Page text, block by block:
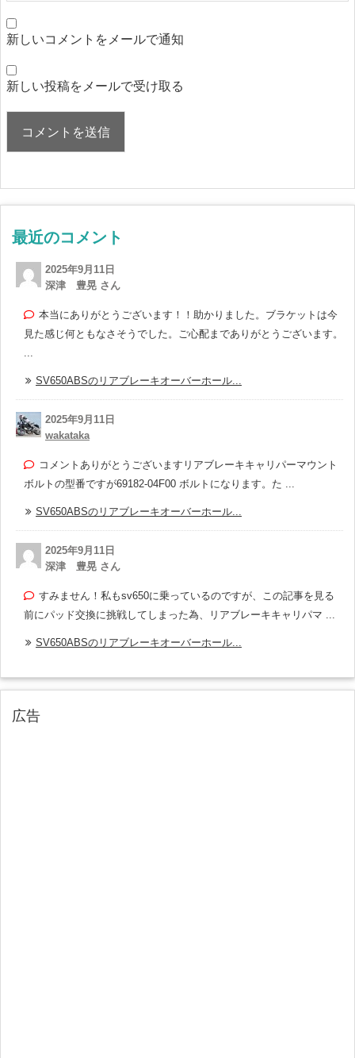
新しいコメントをメールで通知
新しい投稿をメールで受け取る
最近のコメント
2025年9月11日
深津 豊晃 さん
本当にありがとうございます！！助かりました。ブラケットは今
見た感じ何ともなさそうでした。ご心配までありがとうございます。
SV650ABSのリアブレーキオーバーホール...
2025年9月11日
wakataka
コメントありがとうございますリアブレーキキャリパーマウント
ボルトの型番ですが69182-04F00 ボルトになります。た ...
SV650ABSのリアブレーキオーバーホール...
2025年9月11日
深津 豊晃 さん
すみません！私もsv650に乗っているのですが、この記事を見る
前にパッド交換に挑戦してしまった為、リアブレーキキャリパマ ...
SV650ABSのリアブレーキオーバーホール...
広告